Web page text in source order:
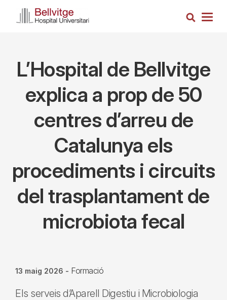
Cerca
L’Hospital de Bellvitge
explica a prop de 50
centres d’arreu de
Catalunya els
procediments i circuits
del trasplantament de
microbiota fecal
13 maig 2026 - Formació
Els serveis d’Aparell Digestiu i Microbiologia